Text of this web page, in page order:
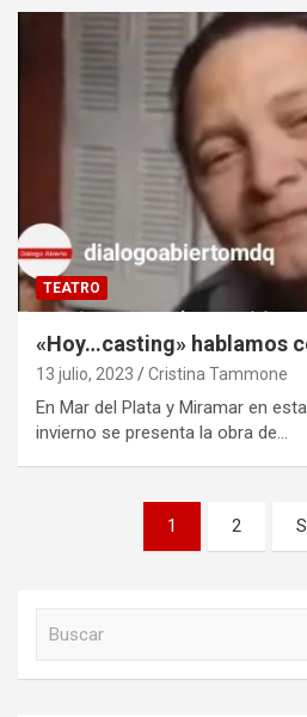
TEATRO
«Hoy…casting» hablamos
13 julio, 2023 Cristina Tammone
En Mar del Plata y Miramar en
invierno se presenta la obra de…
1 2